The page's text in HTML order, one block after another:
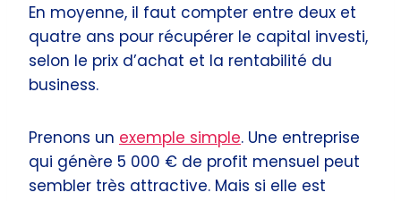
En moyenne, il faut compter entre deux et
quatre ans pour récupérer le capital investi,
selon le prix d’achat et la rentabilité du
business.
Prenons un exemple simple. Une entreprise
qui génère 5 000 € de profit mensuel peut
sembler très attractive. Mais si elle est